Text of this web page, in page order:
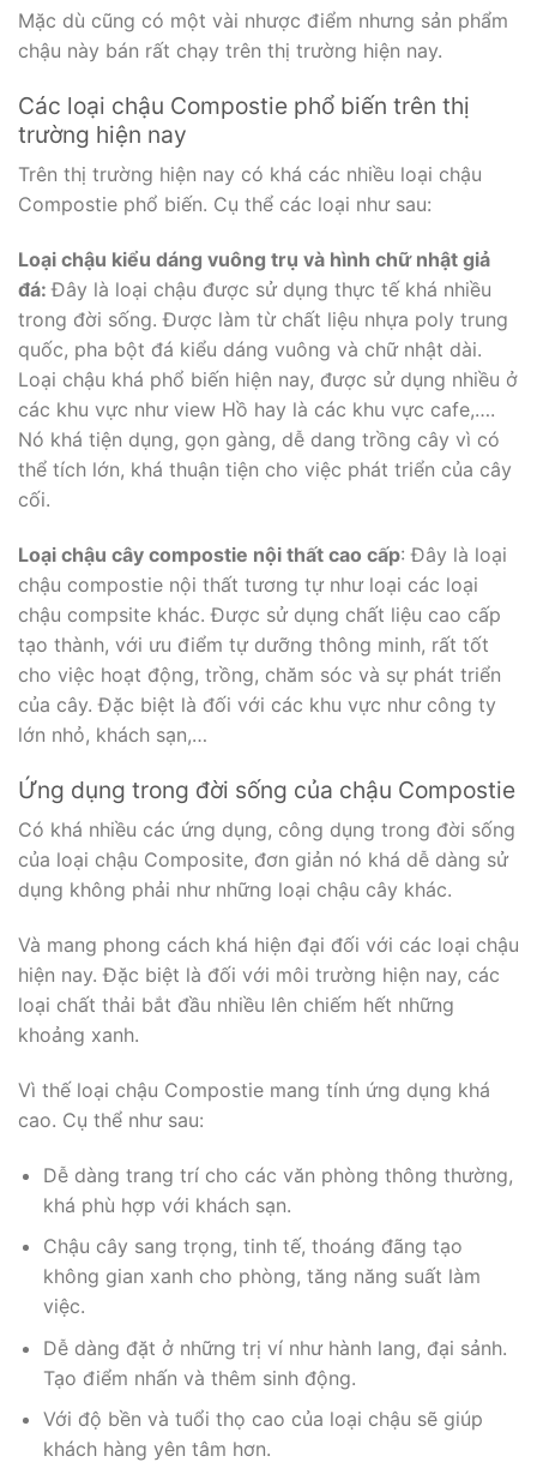
Mặc dù cũng có một vài nhược điểm nhưng sản phẩm
chậu này bán rất chạy trên thị trường hiện nay.
Các loại chậu Compostie phổ biến trên thị
trường hiện nay
Trên thị trường hiện nay có khá các nhiều loại chậu
Compostie phổ biến. Cụ thể các loại như sau:
Loại chậu kiểu dáng vuông trụ và hình chữ nhật giả
đá:Đây là loại chậu được sử dụng thực tế khá nhiều
trong đời sống. Được làm từ chất liệu nhựa poly trung
quốc, pha bột đá kiểu dáng vuông và chữ nhật dài.
Loại chậu khá phổ biến hiện nay, được sử dụng nhiều ở
các khu vực như view Hồ hay là các khu vực cafe,….
Nó khá tiện dụng, gọn gàng, dễ dang trồng cây vì có
thể tích lớn, khá thuận tiện cho việc phát triển của cây
cối.
Loại chậu cây compostie nội thất cao cấp: Đây là loại
chậu compostie nội thất tương tự như loại các loại
chậu compsite khác. Được sử dụng chất liệu cao cấp
tạo thành, với ưu điểm tự dưỡng thông minh, rất tốt
cho việc hoạt động, trồng, chăm sóc và sự phát triển
của cây. Đặc biệt là đối với các khu vực như công ty
lớn nhỏ, khách sạn,…
Ứng dụng trong đời sống của chậu Compostie
Có khá nhiều các ứng dụng, công dụng trong đời sống
của loại chậu Composite, đơn giản nó khá dễ dàng sử
dụng không phải như những loại chậu cây khác.
Và mang phong cách khá hiện đại đối với các loại chậu
hiện nay. Đặc biệt là đối với môi trường hiện nay, các
loại chất thải bắt đầu nhiều lên chiếm hết những
khoảng xanh.
Vì thế loại chậu Compostie mang tính ứng dụng khá
cao. Cụ thể như sau:
Dễ dàng trang trí cho các văn phòng thông thường,
khá phù hợp với khách sạn.
Chậu cây sang trọng, tinh tế, thoáng đãng tạo
không gian xanh cho phòng, tăng năng suất làm
việc.
Dễ dàng đặt ở những trị ví như hành lang, đại sảnh.
Tạo điểm nhấn và thêm sinh động.
Với độ bền và tuổi thọ cao của loại chậu sẽ giúp
khách hàng yên tâm hơn.